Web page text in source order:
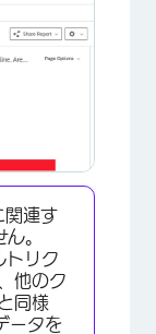
関連す
。
トリク
他のク
同様
ータを